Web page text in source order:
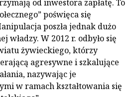
od inwestora zapłatę. To
poświęca się
poszła jednak dużo
władzy. W 2012 r. odbyło się
żywieckiego, którzy
agresywne i szkalujące
nazywając je
w ramach kształtowania się